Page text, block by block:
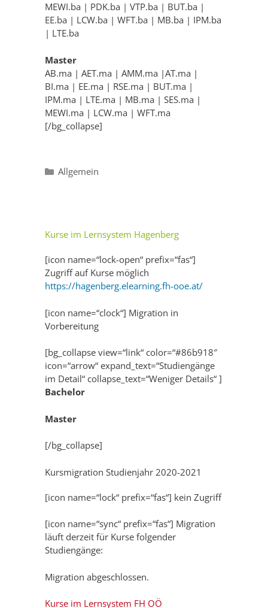
MEWI.ba | PDK.ba | VTP.ba | BUT.ba |
EE.ba | LCW.ba | WFT.ba | MB.ba | IPM.ba
| LTE.ba
Master
AB.ma | AET.ma | AMM.ma |AT.ma |
BI.ma | EE.ma | RSE.ma | BUT.ma |
IPM.ma | LTE.ma | MB.ma | SES.ma |
MEWI.ma | LCW.ma | WFT.ma
[/bg_collapse]
Categories
Allgemein
Kurse im Lernsystem Hagenberg
[icon name=“lock-open“ prefix=“fas“]
Zugriff auf Kurse möglich
https://hagenberg.elearning.fh-ooe.at/
[icon name=“clock“] Migration in
Vorbereitung
[bg_collapse view=“link“ color=“#86b918″
icon=“arrow“ expand_text=“Studiengänge
im Detail“ collapse_text=“Weniger Details“ ]
Bachelor
Master
[/bg_collapse]
Kursmigration Studienjahr 2020-2021
[icon name=“lock“ prefix=“fas“] kein Zugriff
[icon name=“sync“ prefix=“fas“] Migration
läuft derzeit für Kurse folgender
Studiengänge:
Migration abgeschlossen.
Kurse im Lernsystem FH OÖ